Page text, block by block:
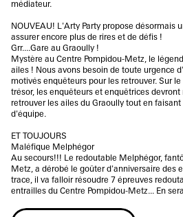
médiateur.
NOUVEAU! L'Arty Party propose désormais
assurer encore plus de rires et de défis !
Grr....Gare au Graoully !
Mystère au Centre Pompidou-Metz, le
ailes ! Nous avons besoin de toute urgence
motivés enquêteurs pour les retrouver. Sur
trésor, les enquêteurs et enquêtrices
retrouver les ailes du Graoully tout en
d'équipe.
ET TOUJOURS
Maléfique Melphégor
Au secours!!! Le redoutable Melphégor,
Metz, a dérobé le goûter d'anniversaire des
trace, il va falloir résoudre 7 épreuves
entrailles du Centre Pompidou-Metz... En